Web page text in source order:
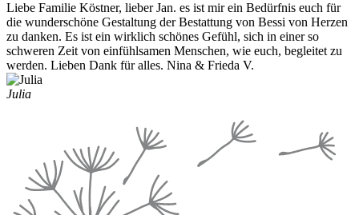
Liebe Familie Köstner, lieber Jan. es ist mir ein Bedürfnis euch für
die wunderschöne Gestaltung der Bestattung von Bessi von Herzen
zu danken. Es ist ein wirklich schönes Gefühl, sich in einer so
schweren Zeit von einfühlsamen Menschen, wie euch, begleitet zu
werden. Lieben Dank für alles. Nina & Frieda V.
Julia